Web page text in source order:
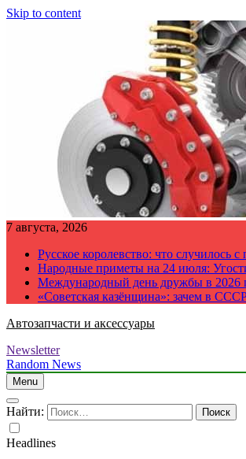
Skip to content
7 августа, 2026
Русское королевство: что случилось
Народные приметы на 24 июля:
Международный день дружбы в 2026
«Советская казёнщина»: зачем в
Автозапчасти и аксессуары
Newsletter
Random News
Menu
Найти:
Headlines